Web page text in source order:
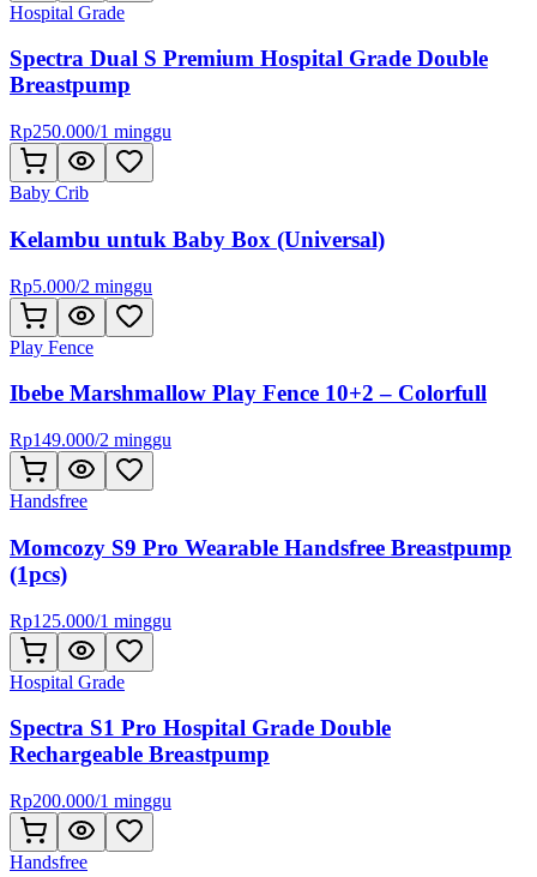
Hospital Grade
Spectra Dual S Premium Hospital Grade Double
Breastpump
Rp250.000/1 minggu
Baby Crib
Kelambu untuk Baby Box (Universal)
Rp5.000/2 minggu
Play Fence
Ibebe Marshmallow Play Fence 10+2 – Colorfull
Rp149.000/2 minggu
Handsfree
Momcozy S9 Pro Wearable Handsfree Breastpump
(1pcs)
Rp125.000/1 minggu
Hospital Grade
Spectra S1 Pro Hospital Grade Double
Rechargeable Breastpump
Rp200.000/1 minggu
Handsfree